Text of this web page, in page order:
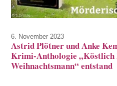
6. November 2023
Astrid Plötner und Anke
Krimi-Anthologie
Weihnachtsmann“ entstand